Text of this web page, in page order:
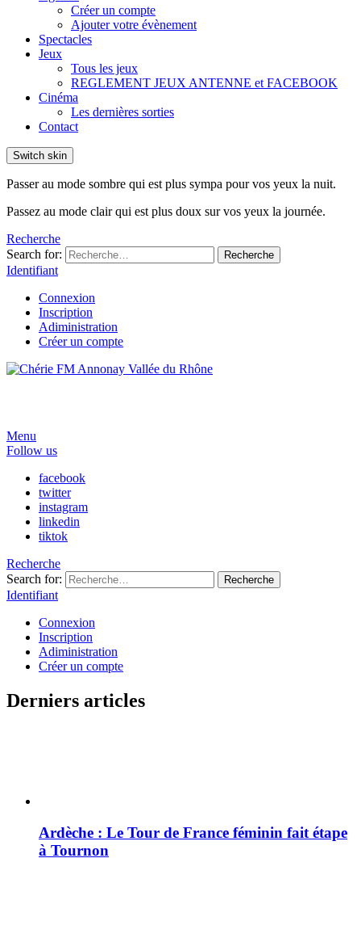
Créer un compte
Ajouter votre évènement
Spectacles
Jeux
Tous les jeux
REGLEMENT JEUX ANTENNE et FACEBOOK
Cinéma
Les dernières sorties
Contact
Switch skin
Passer au mode sombre qui est plus sympa pour vos yeux la nuit.
Passez au mode clair qui est plus doux sur vos yeux la journée.
Recherche
Search for:
Recherche
Identifiant
Connexion
Inscription
Adiministration
Créer un compte
Menu
Follow us
facebook
twitter
instagram
linkedin
tiktok
Recherche
Search for:
Recherche
Identifiant
Connexion
Inscription
Adiministration
Créer un compte
Derniers articles
Ardèche : Le Tour de France féminin fait étape
à Tournon